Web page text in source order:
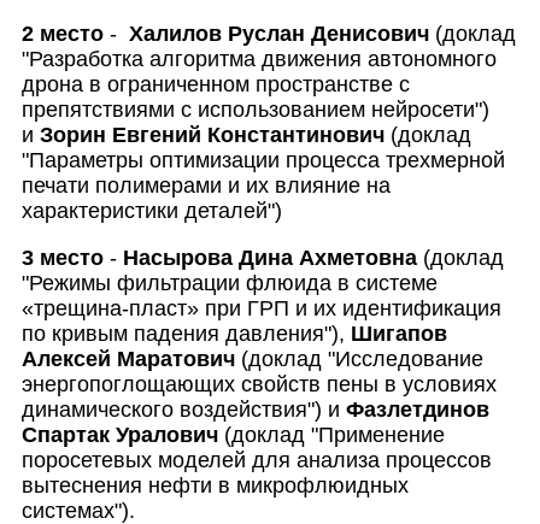
2 место - Халилов Руслан Денисович (доклад
"Разработка алгоритма движения автономного
дрона в ограниченном пространстве с
препятствиями с использованием нейросети")
и Зорин Евгений Константинович (доклад
"Параметры оптимизации процесса трехмерной
печати полимерами и их влияние на
характеристики деталей")
3 место - Насырова Дина Ахметовна (доклад
"Режимы фильтрации флюида в системе
«трещина-пласт» при ГРП и их идентификация
по кривым падения давления"), Шигапов
Алексей Маратович (доклад "Исследование
энергопоглощающих свойств пены в условиях
динамического воздействия") и Фазлетдинов
Спартак Уралович (доклад "Применение
поросетевых моделей для анализа процессов
вытеснения нефти в микрофлюидных
системах").